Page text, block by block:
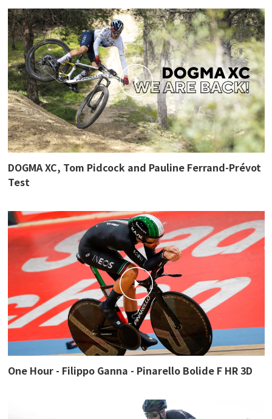
DOGMA XC, Tom Pidcock and Pauline Ferrand-Prévot
Test
One Hour - Filippo Ganna - Pinarello Bolide F HR 3D